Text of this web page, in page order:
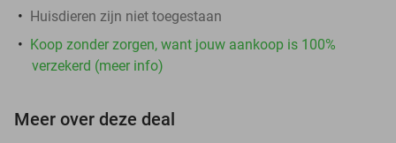
Huisdieren zijn niet toegestaan
Koop zonder zorgen, want jouw aankoop is 100%
verzekerd (meer info)
Meer over deze deal